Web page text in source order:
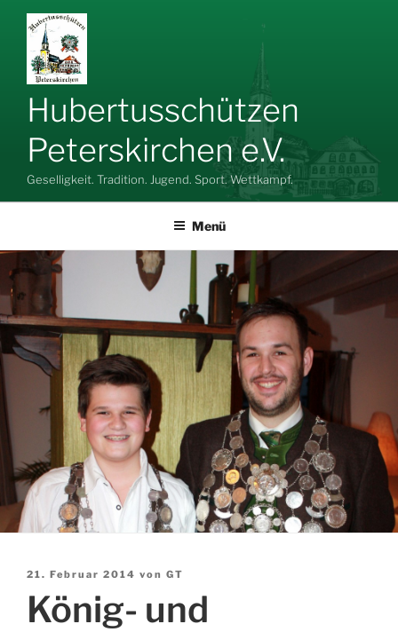
Zum
Inhalt
springen
Hubertusschützen
Peterskirchen e.V.
Geselligkeit. Tradition. Jugend. Sport. Wettkampf.
Menü
Veröffentlicht
21. Februar 2014 von GT
König- und